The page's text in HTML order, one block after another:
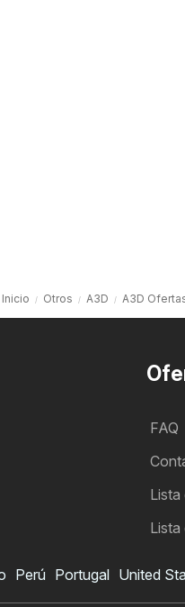
Inicio Otros A3D A3D
FAQ
Lista
Lista
Perú Portugal United